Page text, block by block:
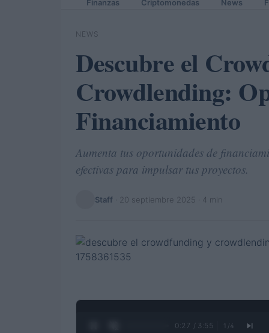
Finanzas Criptomonedas News
NEWS
Descubre el
Crowdlending:
Financiamiento
Aumenta tus oportunidades de
efectivas para impulsar tus proyectos.
Staff 20 septiembre 2025 · 4 min
0:28 / 3:55 1 /4